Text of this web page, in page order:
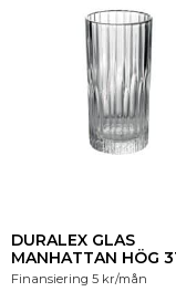
DURALEX GLAS
MANHATTAN HÖG
Finansiering 5 kr/mån